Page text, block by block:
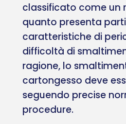
classificato come un
quanto presenta
caratteristiche di
difficoltà di
ragione, lo
cartongesso deve
seguendo precise
procedure.